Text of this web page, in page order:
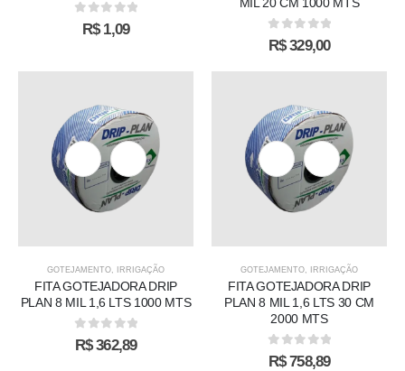
out of 5
R$1,09
0out of 5
R$329,00
This
product
has
multiple
may
be
chosen
on
the
GOTEJAMENTO, IRRIGAÇÃO
FITA GOTEJADORA DRIP
PLAN 8 MIL 1,6 LTS 1000 MTS
0out of 5
R$362,89
GOTEJAMENTO, IRRIGAÇÃO
FITA GOTEJADORA DRIP
PLAN 8 MIL 1,6 LTS 30 CM
2000 MTS
0out of 5
R$758,89